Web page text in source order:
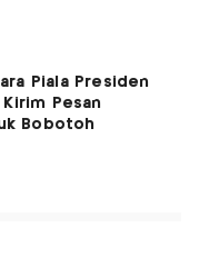
Piala Presiden
Pesan
Bobotoh